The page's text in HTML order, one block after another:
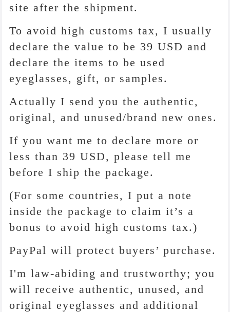
site after the shipment.
To avoid high customs tax, I usually
declare the value to be 39 USD and
declare the items to be used
eyeglasses, gift, or samples.
Actually I send you the authentic,
original, and unused/brand new ones.
If you want me to declare more or
less than 39 USD, please tell me
before I ship the package.
(For some countries, I put a note
inside the package to claim it’s a
bonus to avoid high customs tax.)
PayPal will protect buyers’ purchase.
I'm law-abiding and trustworthy; you
will receive authentic, unused, and
original eyeglasses and additional